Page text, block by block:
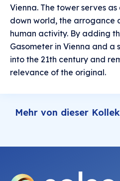
Vienna. The tower serves
down world, the arrogance
human activity. By adding
Gasometer in Vienna and a
into the 21th century and
relevance of the original.
Mehr von dieser